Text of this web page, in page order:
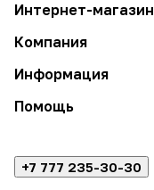
Интернет-магазин
Компания
Информация
Помощь
+7 777 235-30-30